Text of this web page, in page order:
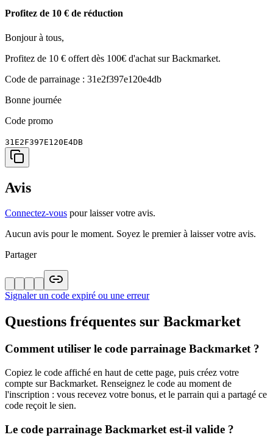
Profitez de 10 € de réduction
Bonjour à tous,
Profitez de 10 € offert dès 100€ d'achat sur Backmarket.
Code de parrainage : 31e2f397e120e4db
Bonne journée
Code promo
31E2F397E120E4DB
Avis
Connectez-vous pour laisser votre avis.
Aucun avis pour le moment. Soyez le premier à laisser votre avis.
Partager
Signaler un code expiré ou une erreur
Questions fréquentes sur Backmarket
Comment utiliser le code parrainage Backmarket ?
Copiez le code affiché en haut de cette page, puis créez votre
compte sur Backmarket. Renseignez le code au moment de
l'inscription : vous recevez votre bonus, et le parrain qui a partagé ce
code reçoit le sien.
Le code parrainage Backmarket est-il valide ?